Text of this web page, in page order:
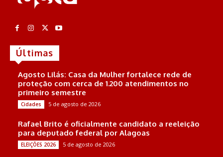
Últimas
Agosto Lilás: Casa da Mulher fortalece rede de
proteção com cerca de 1.200 atendimentos no
primeiro semestre
Cidades 5 de agosto de 2026
Rafael Brito é oficialmente candidato a reeleição
para deputado federal por Alagoas
ELEIÇÕES 2026 5 de agosto de 2026